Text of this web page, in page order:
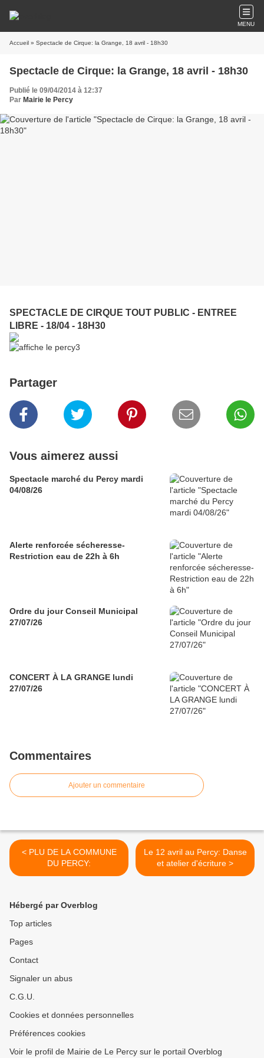
MENU
Accueil » Spectacle de Cirque: la Grange, 18 avril - 18h30
Spectacle de Cirque: la Grange, 18 avril - 18h30
Publié le 09/04/2014 à 12:37
Par Mairie le Percy
SPECTACLE DE CIRQUE TOUT PUBLIC - ENTREE
LIBRE - 18/04 - 18H30
Partager
Vous aimerez aussi
Spectacle marché du Percy mardi
04/08/26
Alerte renforcée sécheresse-
Restriction eau de 22h à 6h
Ordre du jour Conseil Municipal
27/07/26
CONCERT À LA GRANGE lundi
27/07/26
Commentaires
Ajouter un commentaire
< PLU DE LA COMMUNE
DU PERCY:
Le 12 avril au Percy: Danse
et atelier d'écriture >
Hébergé par Overblog
Top articles
Pages
Contact
Signaler un abus
C.G.U.
Cookies et données personnelles
Préférences cookies
Voir le profil de Mairie de Le Percy sur le portail Overblog